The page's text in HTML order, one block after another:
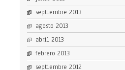
septiembre 2013
agosto 2013
abril 2013
febrero 2013
septiembre 2012